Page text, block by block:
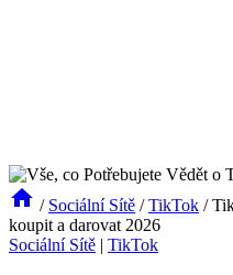
/ Sociální Sítě / TikTok /
koupit a darovat 2026
Sociální Sítě | TikTok